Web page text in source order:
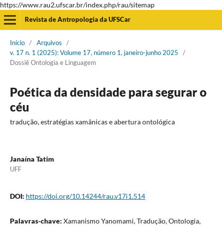
https://www.rau2.ufscar.br/index.php/rau/sitemap
Revista de Antropologia da UFSCar
Início / Arquivos
/
v. 17 n. 1 (2025): Volume 17, número 1, janeiro-junho 2025
/
Dossiê Ontologia e Linguagem
Poética da densidade para segurar o
céu
tradução, estratégias xamânicas e abertura ontológica
Janaína Tatim
UFF
DOI: https://doi.org/10.14244/rau.v17i1.514
Palavras-chave: Xamanismo Yanomami, Tradução, Ontologia,